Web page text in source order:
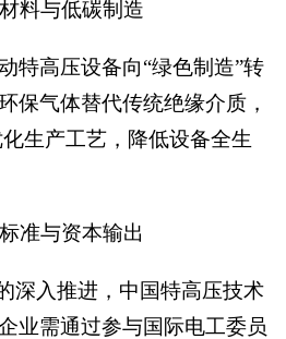
料与低碳制造
特高压设备向“绿色制造”转
保气体替代传统绝缘介质，
生产工艺，降低设备全生
准与资本输出
深入推进，中国特高压技术
业需通过参与国际电工委员